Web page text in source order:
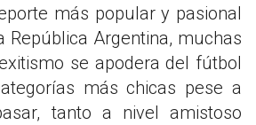
República Argentina, muchas
se apodera del fútbol
más chicas pese a
tanto a nivel amistoso